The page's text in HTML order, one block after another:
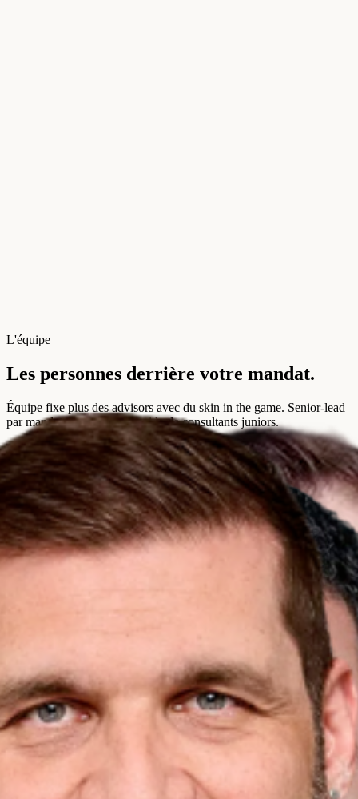
L'équipe
Les personnes derrière votre mandat.
Équipe fixe plus des advisors avec du skin in the game. Senior-lead
par mandat — pas de pyramide de consultants juniors.
Leonardo
Bornhäusser
Founder ·
Strategy &
Engineering
Stella Manga-
Chesnay
Legal · GDPR
& EU AI Act
Alane Mouaffo